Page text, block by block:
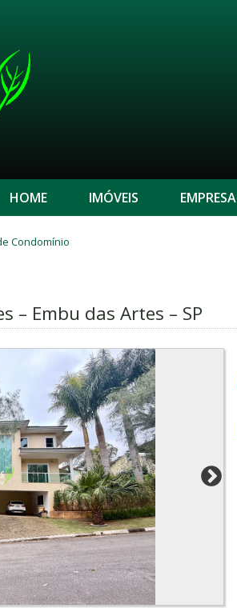
HOME IMÓVEIS EMPRESA
Condomínio
– Embu das Artes – SP